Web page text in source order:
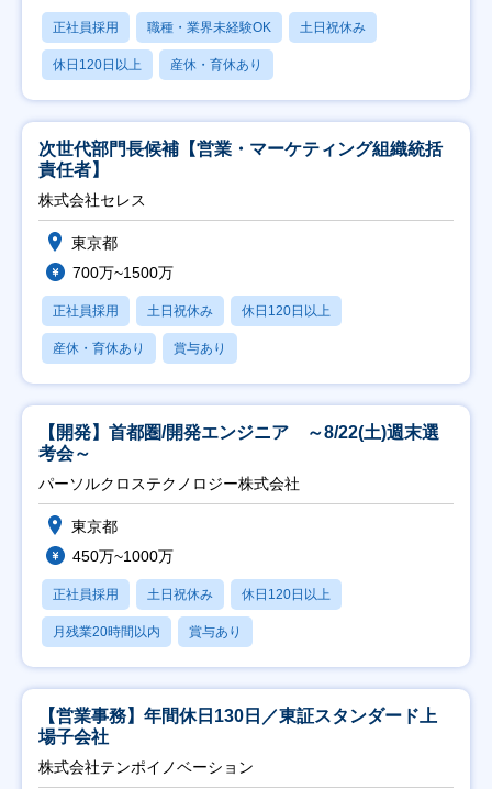
正社員採用 職種・業界未経験OK 土日祝休み
休日120日以上 産休・育休あり
次世代部門長候補【営業・マーケティング組織統括
責任者】
株式会社セレス
東京都
700万~1500万
正社員採用 土日祝休み 休日120日以上
産休・育休あり 賞与あり
【開発】首都圏/開発エンジニア ～8/22(土)週末選
考会～
パーソルクロステクノロジー株式会社
東京都
450万~1000万
正社員採用 土日祝休み 休日120日以上
月残業20時間以内 賞与あり
【営業事務】年間休日130日／東証スタンダード上
場子会社
株式会社テンポイノベーション